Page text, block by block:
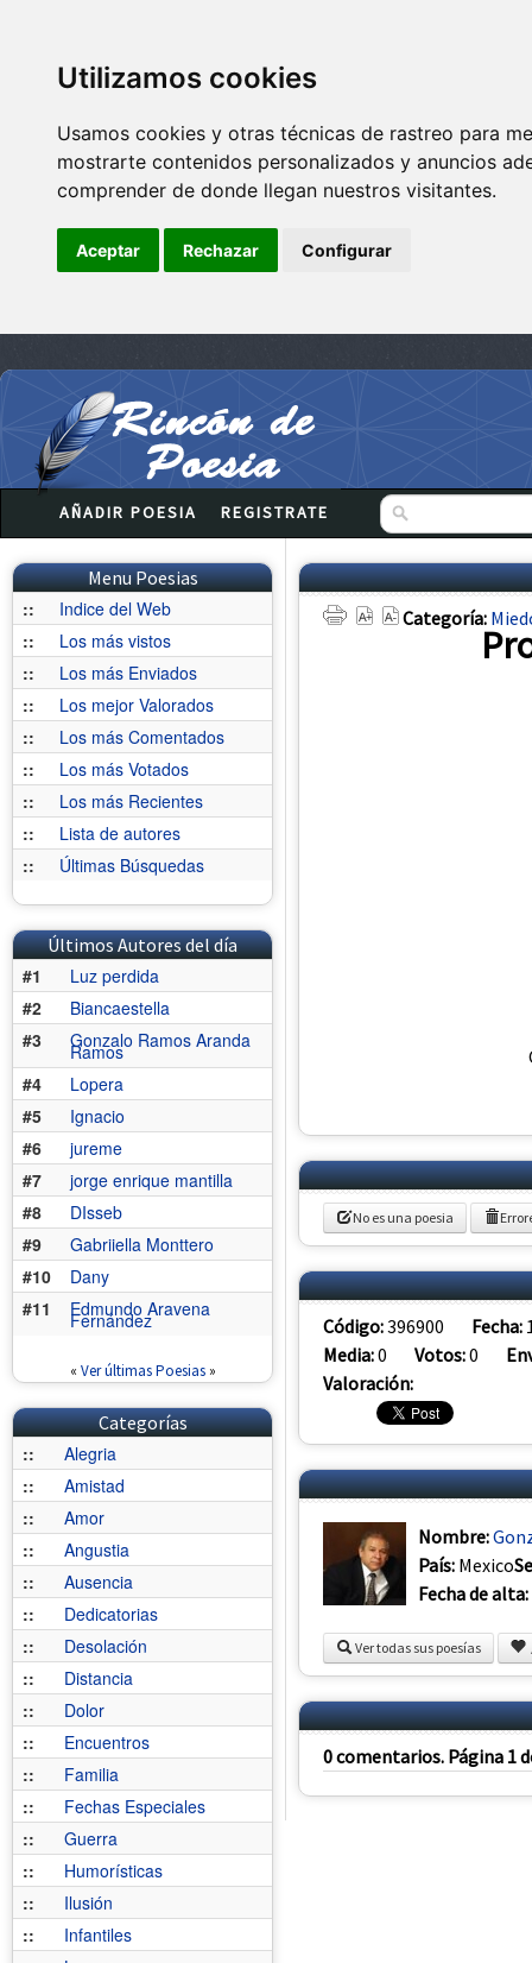
Utilizamos cookies
Usamos cookies y otras técnicas de rastreo para
mostrarte contenidos personalizados y anuncios
comprender de donde llegan nuestros visitantes.
Aceptar Rechazar Configurar
AÑADIR POESIA REGISTRATE
Menu Poesias
::
Indice del Web
::
Los más vistos
::
Los más Enviados
::
Los mejor Valorados
::
Los más Comentados
::
Los más Votados
::
Los más Recientes
::
Lista de autores
::
Últimas Búsquedas
Últimos Autores del día
#1
Luz perdida
#2
Biancaestella
#3
Gonzalo Ramos Aranda
Ramos
#4
Lopera
#5
Ignacio
#6
jureme
#7
jorge enrique mantilla
#8
DIsseb
#9
Gabriiella Monttero
#10
Dany
#11
Edmundo Aravena
Fernández
« Ver últimas Poesias»
Categorías
::
Alegria
::
Amistad
::
Amor
::
Angustia
::
Ausencia
::
Dedicatorias
::
Desolación
::
Distancia
::
Dolor
::
Encuentros
::
Familia
::
Fechas Especiales
::
Guerra
::
Humorísticas
::
Ilusión
::
Infantiles
Categoría:
No es una poesia
Código:396900 Fecha:
Media:0 Votos:0
Valoración:
Nombre:
País: Mexico
Fecha de alta:
Ver todas sus poesías
0 comentarios. Página 1